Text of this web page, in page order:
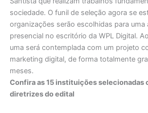
sociedade. O funil de seleção agora se
organizações serão escolhidas para uma
presencial no escritório da WPL Digital.
uma será contemplada com um projeto
marketing digital, de forma totalmente
meses.
Confira as 15 instituições selecionadas
diretrizes do edital